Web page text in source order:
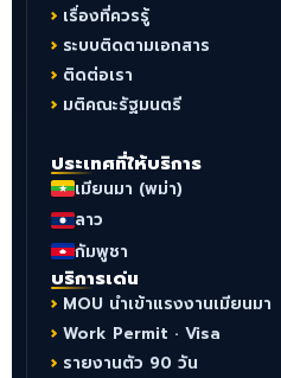
เรื่องที่ควรรู้
ระบบติดตามเอกสาร
ติดต่อเรา
มติคณะรัฐมนตรี
ประเทศที่ให้บริการ
เมียนมา (พม่า)
ลาว
กัมพูชา
บริการเด่น
MOU นำเข้าแรงงานเมียนมา
Work Permit · Visa
รายงานตัว 90 วัน